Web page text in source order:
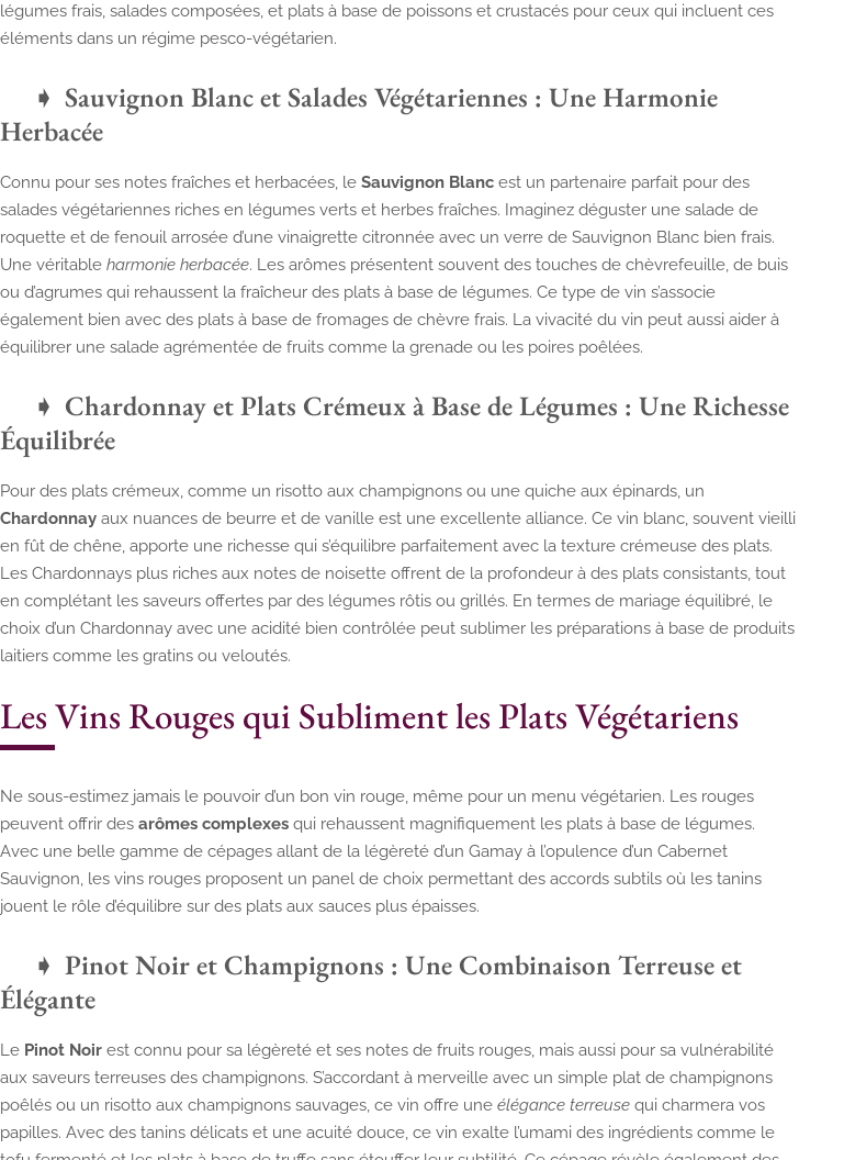
légumes frais, salades composées, et plats à base de poissons et crustacés pour ceux qui incluent ces
éléments dans un régime pesco-végétarien.
Sauvignon Blanc et Salades Végétariennes : Une Harmonie
Herbacée
Connu pour ses notes fraîches et herbacées, le Sauvignon Blanc est un partenaire parfait pour des
salades végétariennes riches en légumes verts et herbes fraîches. Imaginez déguster une salade de
roquette et de fenouil arrosée d’une vinaigrette citronnée avec un verre de Sauvignon Blanc bien frais.
Une véritable harmonie herbacée. Les arômes présentent souvent des touches de chèvrefeuille, de buis
ou d’agrumes qui rehaussent la fraîcheur des plats à base de légumes. Ce type de vin s’associe
également bien avec des plats à base de fromages de chèvre frais. La vivacité du vin peut aussi aider à
équilibrer une salade agrémentée de fruits comme la grenade ou les poires poêlées.
Chardonnay et Plats Crémeux à Base de Légumes : Une Richesse
Équilibrée
Pour des plats crémeux, comme un risotto aux champignons ou une quiche aux épinards, un
Chardonnay aux nuances de beurre et de vanille est une excellente alliance. Ce vin blanc, souvent vieilli
en fût de chêne, apporte une richesse qui s’équilibre parfaitement avec la texture crémeuse des plats.
Les Chardonnays plus riches aux notes de noisette offrent de la profondeur à des plats consistants, tout
en complétant les saveurs offertes par des légumes rôtis ou grillés. En termes de mariage équilibré, le
choix d’un Chardonnay avec une acidité bien contrôlée peut sublimer les préparations à base de produits
laitiers comme les gratins ou veloutés.
Les Vins Rouges qui Subliment les Plats Végétariens
Ne sous-estimez jamais le pouvoir d’un bon vin rouge, même pour un menu végétarien. Les rouges
peuvent offrir des arômes complexes qui rehaussent magnifiquement les plats à base de légumes.
Avec une belle gamme de cépages allant de la légèreté d’un Gamay à l’opulence d’un Cabernet
Sauvignon, les vins rouges proposent un panel de choix permettant des accords subtils où les tanins
jouent le rôle d’équilibre sur des plats aux sauces plus épaisses.
Pinot Noir et Champignons : Une Combinaison Terreuse et
Élégante
Le Pinot Noir est connu pour sa légèreté et ses notes de fruits rouges, mais aussi pour sa vulnérabilité
aux saveurs terreuses des champignons. S’accordant à merveille avec un simple plat de champignons
poêlés ou un risotto aux champignons sauvages, ce vin offre une élégance terreuse qui charmera vos
papilles. Avec des tanins délicats et une acuité douce, ce vin exalte l’umami des ingrédients comme le